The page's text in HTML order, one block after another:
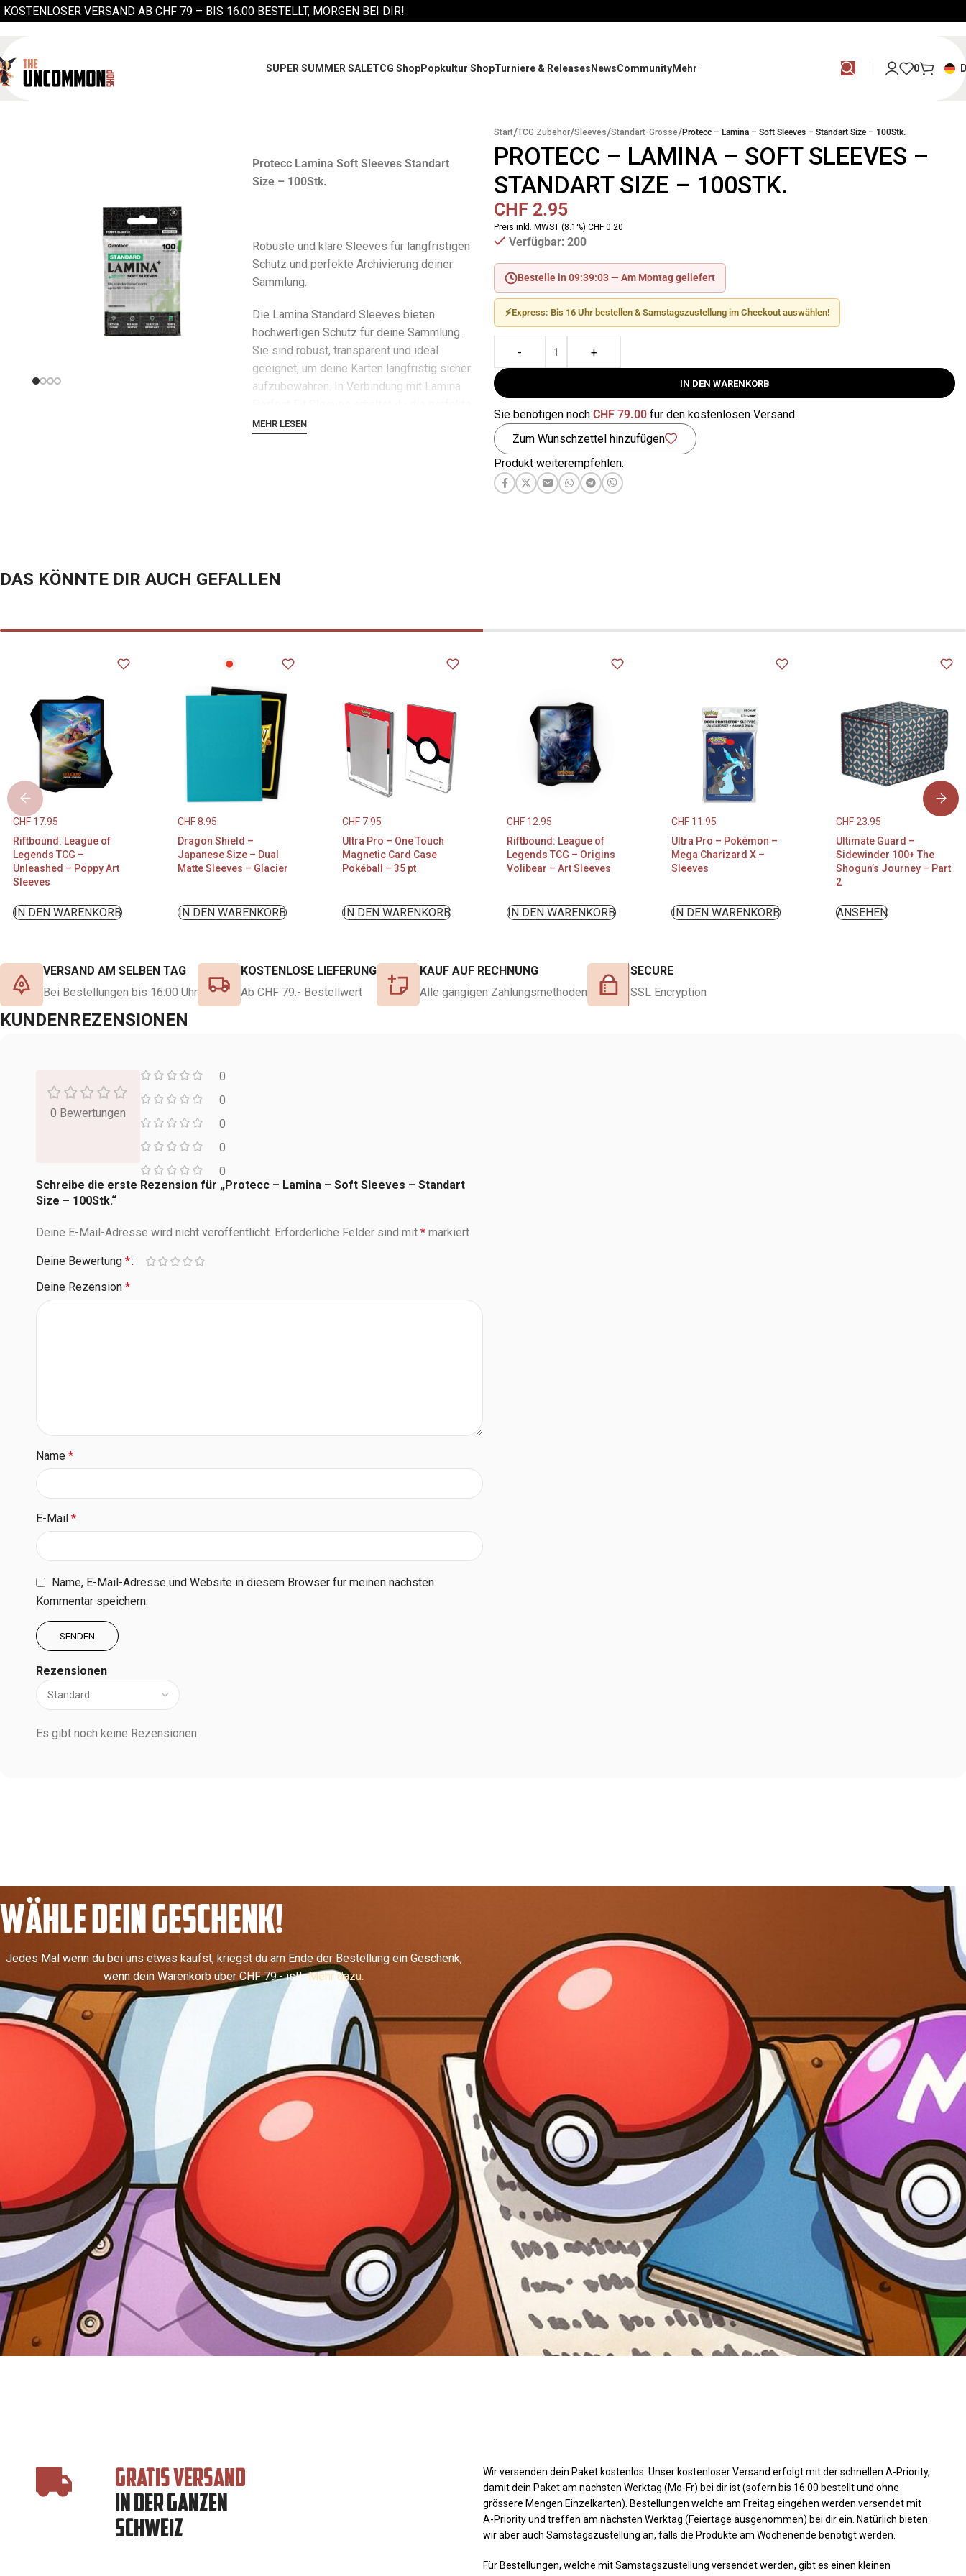
KOSTENLOSER VERSAND AB CHF 79 – BIS 16:00 BESTELLT, MORGEN BEI DIR!
SUPER SUMMER SALETCG ShopPopkultur ShopTurniere & ReleasesNewsCommunityMehr 0
Protecc Lamina Soft Sleeves Standart
Size – 100Stk.
Robuste und klareSleeves für langfristigen
Schutz und perfekte Archivierung deiner
Sammlung.
Die Lamina StandardSleeves bieten
hochwertigen Schutz für deine Sammlung.
Sie sind robust, transparent und ideal
geeignet, um deine Karten langfristig sicher
aufzubewahren. In Verbindung mit Lamina
doppelte Schutzschicht für maximale
MEHR LESEN
Start/TCG Zubehör/Sleeves/Standart-Grösse/Protecc – Lamina – Soft Sleeves – Standart Size – 100Stk.
PROTECC – LAMINA – SOFT SLEEVES –
STANDART SIZE – 100STK.
CHF 2.95
Preis inkl. MWST (8.1%) CHF 0.20
Verfügbar: 200
Bestelle in 09:39:02 —Am Montag geliefert
⚡Express: Bis 16 Uhr bestellen & Samstagszustellung im Checkout auswählen!
- +
IN DEN WARENKORB
Sie benötigen nochCHF 79.00 für den kostenlosen Versand.
Zum Wunschzettel hinzufügen
Produkt weiterempfehlen:
DAS KÖNNTE DIR AUCH GEFALLEN
CHF 17.95
Riftbound: League of
Legends TCG –
Unleashed – Poppy Art
Sleeves
IN DEN WARENKORB
CHF8.95
Dragon Shield –
Japanese Size – Dual
Matte Sleeves – Glacier
IN DEN WARENKORB
CHF 7.95
Ultra Pro – One Touch
Magnetic Card Case
Pokéball – 35 pt
IN DEN WARENKORB
CHF 12.95
Riftbound: League of
Legends TCG – Origins
Volibear – Art Sleeves
IN DEN WARENKORB
CHF 11.95
Ultra Pro – Pokémon –
Mega Charizard X –
Sleeves
IN DEN WARENKORB
CHF23.95
Ultimate Guard –
Sidewinder 100+ The
Shogun’s Journey – Part
2
ANSEHEN
VERSAND AM SELBEN TAG
Bei Bestellungen bis 16:00 Uhr
KOSTENLOSE LIEFERUNG
Ab CHF 79.- Bestellwert
KAUF AUF RECHNUNG
Alle gängigen Zahlungsmethoden
SECURE
SSL Encryption
KUNDENREZENSIONEN
0 Bewertungen
0
0
0
0
0
Rezensionen
Es gibt noch keine Rezensionen.
Schreibe die erste Rezension für „Protecc – Lamina – Soft Sleeves – Standart
Size – 100Stk.“
Deine E-Mail-Adresse wird nicht veröffentlicht. Erforderliche Felder sind mit * markiert
Deine Bewertung *
Deine Rezension *
Name *
E-Mail *
Name, E-Mail-Adresse und Website in diesem Browser für meinen nächsten
Kommentar speichern.
WÄHLE DEIN GESCHENK!
Jedes Mal wenn du bei uns etwas kaufst, kriegst du am Ende der Bestellung ein Geschenk,
wenn dein Warenkorb über CHF 79.- ist!Mehr dazu.
GRATIS VERSAND
IN DER GANZEN
SCHWEIZ
Wir versenden dein Paket kostenlos. Unser kostenloser Versand erfolgt mit der schnellen A-Priority,
damit dein Paket am nächsten Werktag (Mo-Fr) bei dir ist (sofern bis 16:00 bestellt und ohne
grössere Mengen Einzelkarten). Bestellungen welche am Freitag eingehen werden versendet mit
A-Priority und treffen am nächsten Werktag (Feiertage ausgenommen) bei dir ein. Natürlich bieten
wir aber auch Samstagszustellung an, falls die Produkte am Wochenende benötigt werden.
Für Bestellungen, welche mit Samstagszustellung versendet werden, gibt es einen kleinen